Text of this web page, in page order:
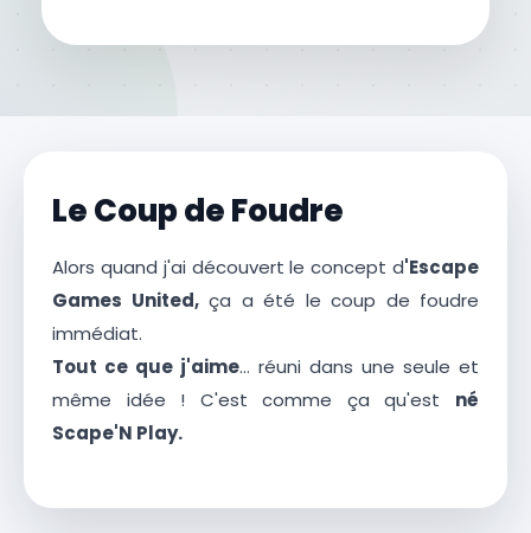
Le Coup de Foudre
Alors quand j'ai découvert le concept d'Escape
Games United,ça a été le coup de foudre
immédiat.
Tout ce que j'aime… réuni dans une seule et
même idée ! C'est comme ça qu'est né
Scape'N Play.